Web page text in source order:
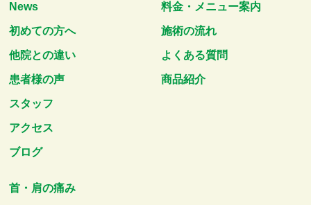
News
初めての方へ
他院との違い
患者様の声
スタッフ
アクセス
ブログ
料金・メニュー案内
施術の流れ
よくある質問
商品紹介
首・肩の痛み